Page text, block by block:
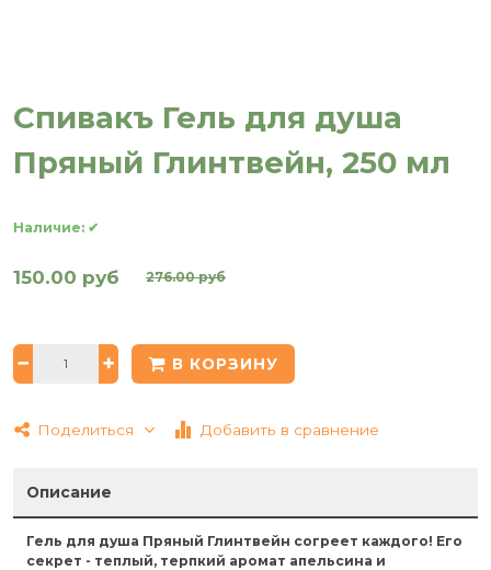
Спивакъ Гель для душа
Пряный Глинтвейн, 250 мл
Наличие: ✔
150.00 руб 276.00 руб
В КОРЗИНУ
Поделиться Добавить в сравнение
Описание
Гель для душа Пряный Глинтвейн согреет каждого! Его
секрет - теплый, терпкий аромат апельсина и